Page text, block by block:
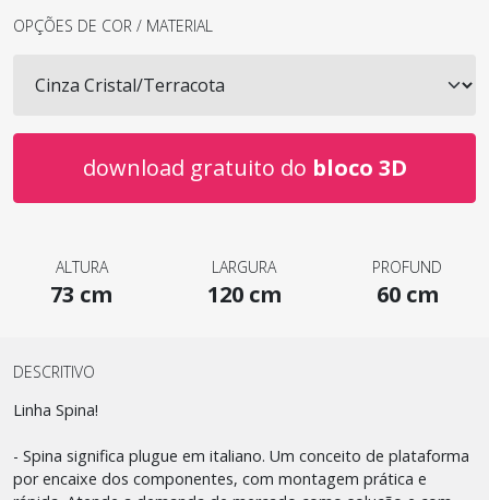
OPÇÕES DE COR / MATERIAL
download gratuito do bloco 3D
ALTURA
73 cm
LARGURA
120 cm
PROFUND
60 cm
DESCRITIVO
Linha Spina!
- Spina significa plugue em italiano. Um conceito de plataforma
por encaixe dos componentes, com montagem prática e